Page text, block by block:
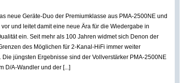
neue Geräte-Duo der Premiumklasse aus PMA-2500NE und
vor und leitet damit eine neue Ära für die Wiedergabe in
ein. Seit mehr als 100 Jahren widmet sich Denon der
des Möglichen für 2-Kanal-HiFi immer weiter
Die jüngsten Ergebnisse sind der Vollverstärker PMA-2500NE
D/A-Wandler und der [...]